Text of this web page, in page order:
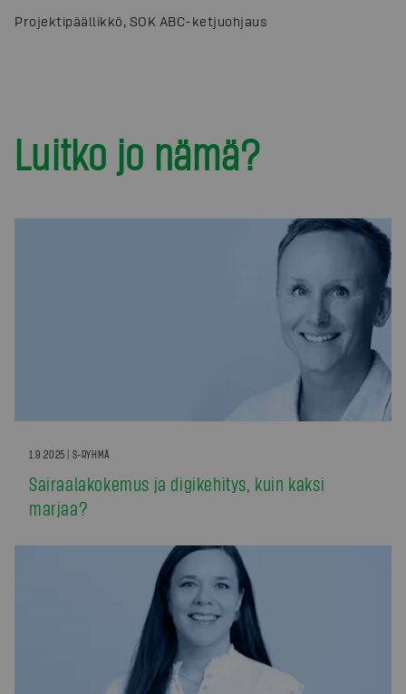
Projektipäällikkö, SOK ABC-ketjuohjaus
Luitko jo nämä?
1.9.2025 | S-RYHMÄ
Sairaalakokemus ja digikehitys, kuin kaksi
marjaa?